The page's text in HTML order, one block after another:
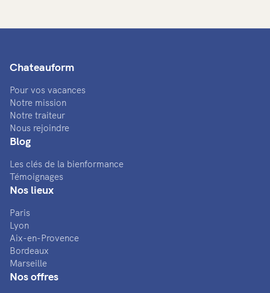
Chateauform
Pour vos vacances
Notre mission
Notre traiteur
Nous rejoindre
Blog
Les clés de la bienformance
Témoignages
Nos lieux
Paris
Lyon
Aix-en-Provence
Bordeaux
Marseille
Nos offres